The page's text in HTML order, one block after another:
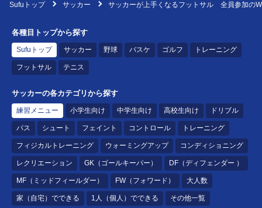
Sufuトップ サッカー サッカーが上手くなるフットサル 全員参加の
各種目トップから探す
Sufuトップ サッカー 野球 バスケ ゴルフ トレーニング
フットサル テニス
サッカーの各カテゴリから探す
練習メニュー 小学生向け 中学生向け 高校生向け ドリブル
パス シュート フェイント コントロール トレーニング
フィジカルトレーニング ウォーミングアップ コンディショニング
レクリエーション GK（ゴールキーパー） DF（ディフェンダー ）
MF（ミッドフィールダー） FW（フォワード） 大人数
家（自宅）でできる 1人（個人）でできる その他一覧